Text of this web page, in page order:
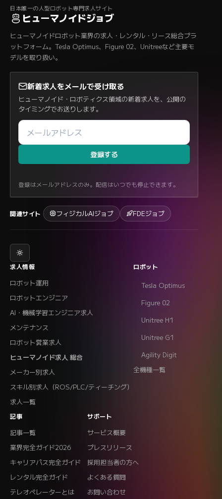
日本唯一の人型ロボット専門求人サイト
ヒューマノイドジョブ
ヒューマノイドロボット業界の求人・レンタル・リース総合プラ
ットフォーム。Tesla Optimus、Figure 02、Unitreeなど主要モ
デルを取り扱い。
新着求人をメールで受け取る
ヒューマノイド・ロボティクス領域の新着求人を、公開の
タイミングでお送りします。
登録する
登録はメールアドレスのみ。配信はいつでも停止できます。
関連サイト フィジカルAIジョブ FDEジョブ
求人情報
ロボット運用
ロボットエンジニア
AI・機械学習エンジニア求人
メンテナンス
ロボット営業求人
ヒューマノイド求人 総合
メーカー別求人
スキル別求人（ROS/PLC/ティーチング）
求人一覧
ロボット
Tesla Optimus
Figure 02
Unitree H1
Unitree G1
Agility Digit
全機種一覧
記事
記事一覧
業界完全ガイド2026
キャリアパス完全ガイド
レンタル完全ガイド
テレオペレーターとは
サポート
サービス概要
プレスリリース
採用担当者の方へ
よくある質問
お問い合わせ